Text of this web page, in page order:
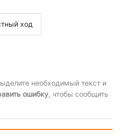
ход
необходимый текст и
ошибку, чтобы сообщить